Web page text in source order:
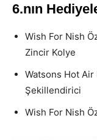
6.nın
Wish For Nish
Zincir Kolye
Watsons Hot Air
Şekillendirici
Wish For Nish